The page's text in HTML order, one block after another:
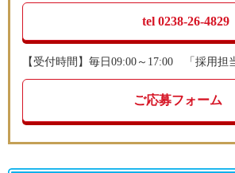
tel 0238-26-4829
【受付時間】毎日09:00～17:00 「採用担
ご応募フォーム